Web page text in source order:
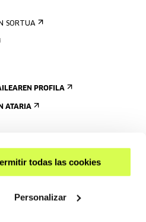
todas las cookies
Personalizar
SORTUA
PROFILA
ATARIA